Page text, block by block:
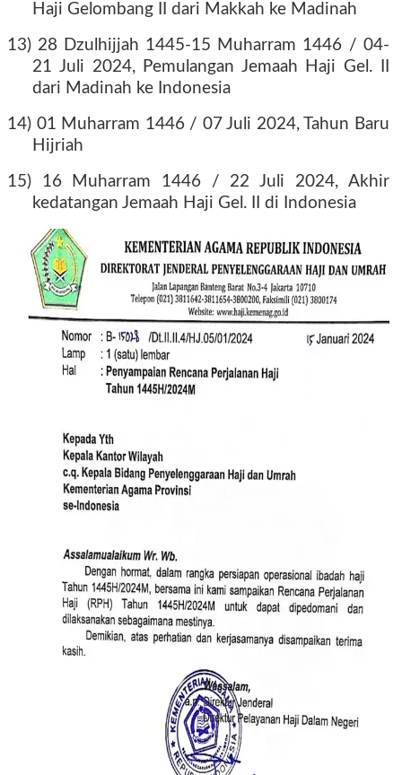
Haji Gelombang II dari Makkah ke Madinah
13) 28 Dzulhijjah 1445-15 Muharram 1446 / 04-
21 Juli 2024, Pemulangan Jemaah Haji Gel. II
dari Madinah ke Indonesia
14) 01 Muharram 1446 / 07 Juli 2024, Tahun Baru
Hijriah
15) 16 Muharram 1446 / 22 Juli 2024, Akhir
kedatangan Jemaah Haji Gel. II di Indonesia